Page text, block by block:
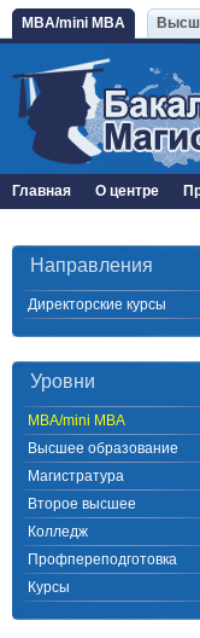
MBA/mini MBA
Главная О центре
Направления
Директорские курсы
Уровни
MBA/mini MBA
Высшее образование
Магистратура
Второе высшее
Колледж
Профпереподготовка
Курсы